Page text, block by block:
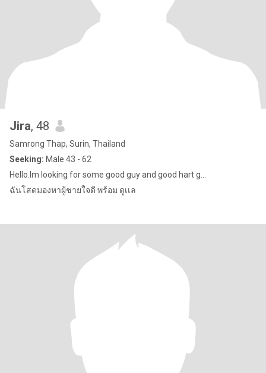
Jira, 48
Samrong Thap, Surin, Thailand
Seeking: Male 43 - 62
Hello.Im looking for some good guy and good hart g...
ฉันโสดมองหาผู้ชายใจดี พร้อม ดูเเล